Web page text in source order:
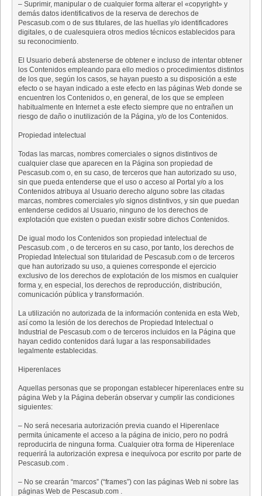
– Suprimir, manipular o de cualquier forma alterar el «copyright» y
demás datos identificativos de la reserva de derechos de
Pescasub.com o de sus titulares, de las huellas y/o identificadores
digitales, o de cualesquiera otros medios técnicos establecidos para
su reconocimiento.
El Usuario deberá abstenerse de obtener e incluso de intentar obtener
los Contenidos empleando para ello medios o procedimientos distintos
de los que, según los casos, se hayan puesto a su disposición a este
efecto o se hayan indicado a este efecto en las páginas Web donde se
encuentren los Contenidos o, en general, de los que se empleen
habitualmente en Internet a este efecto siempre que no entrañen un
riesgo de daño o inutilización de la Página, y/o de los Contenidos.
Propiedad intelectual
Todas las marcas, nombres comerciales o signos distintivos de
cualquier clase que aparecen en la Página son propiedad de
Pescasub.com o, en su caso, de terceros que han autorizado su uso,
sin que pueda entenderse que el uso o acceso al Portal y/o a los
Contenidos atribuya al Usuario derecho alguno sobre las citadas
marcas, nombres comerciales y/o signos distintivos, y sin que puedan
entenderse cedidos al Usuario, ninguno de los derechos de
explotación que existen o puedan existir sobre dichos Contenidos.
De igual modo los Contenidos son propiedad intelectual de
Pescasub.com , o de terceros en su caso, por tanto, los derechos de
Propiedad Intelectual son titularidad de Pescasub.com o de terceros
que han autorizado su uso, a quienes corresponde el ejercicio
exclusivo de los derechos de explotación de los mismos en cualquier
forma y, en especial, los derechos de reproducción, distribución,
comunicación pública y transformación.
La utilización no autorizada de la información contenida en esta Web,
así como la lesión de los derechos de Propiedad Intelectual o
Industrial de Pescasub.com o de terceros incluidos en la Página que
hayan cedido contenidos dará lugar a las responsabilidades
legalmente establecidas.
Hiperenlaces
Aquellas personas que se propongan establecer hiperenlaces entre su
página Web y la Página deberán observar y cumplir las condiciones
siguientes:
– No será necesaria autorización previa cuando el Hiperenlace
permita únicamente el acceso a la página de inicio, pero no podrá
reproducirla de ninguna forma. Cualquier otra forma de Hiperenlace
requerirá la autorización expresa e inequívoca por escrito por parte de
Pescasub.com .
– No se crearán “marcos” (“frames”) con las páginas Web ni sobre las
páginas Web de Pescasub.com .